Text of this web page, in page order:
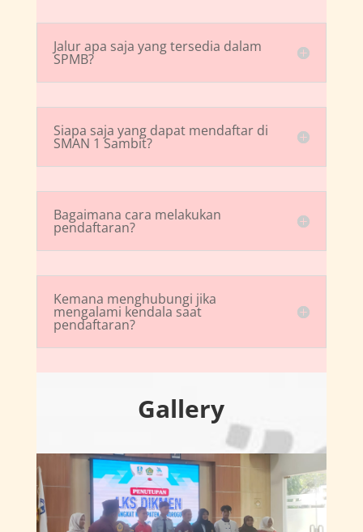
Jalur apa saja yang tersedia dalam
SPMB?
Siapa saja yang dapat mendaftar di
SMAN 1 Sambit?
Bagaimana cara melakukan
pendaftaran?
Kemana menghubungi jika
mengalami kendala saat
pendaftaran?
Gallery